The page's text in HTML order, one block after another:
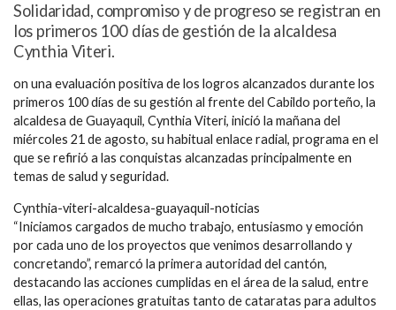
Solidaridad, compromiso y de progreso se registran en
los primeros 100 días de gestión de la alcaldesa
Cynthia Viteri.
on una evaluación positiva de los logros alcanzados durante los
primeros 100 días de su gestión al frente del Cabildo porteño, la
alcaldesa de Guayaquil, Cynthia Viteri, inició la mañana del
miércoles 21 de agosto, su habitual enlace radial, programa en el
que se refirió a las conquistas alcanzadas principalmente en
temas de salud y seguridad.
Cynthia-viteri-alcaldesa-guayaquil-noticias
“Iniciamos cargados de mucho trabajo, entusiasmo y emoción
por cada uno de los proyectos que venimos desarrollando y
concretando”, remarcó la primera autoridad del cantón,
destacando las acciones cumplidas en el área de la salud, entre
ellas, las operaciones gratuitas tanto de cataratas para adultos